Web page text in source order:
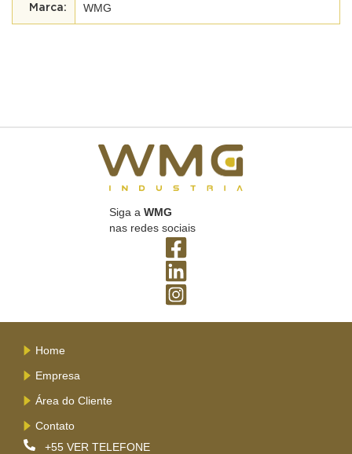
WMG
Siga a WMG
nas redes sociais
Home
Empresa
Área do Cliente
Contato
+55 VER TELEFONE